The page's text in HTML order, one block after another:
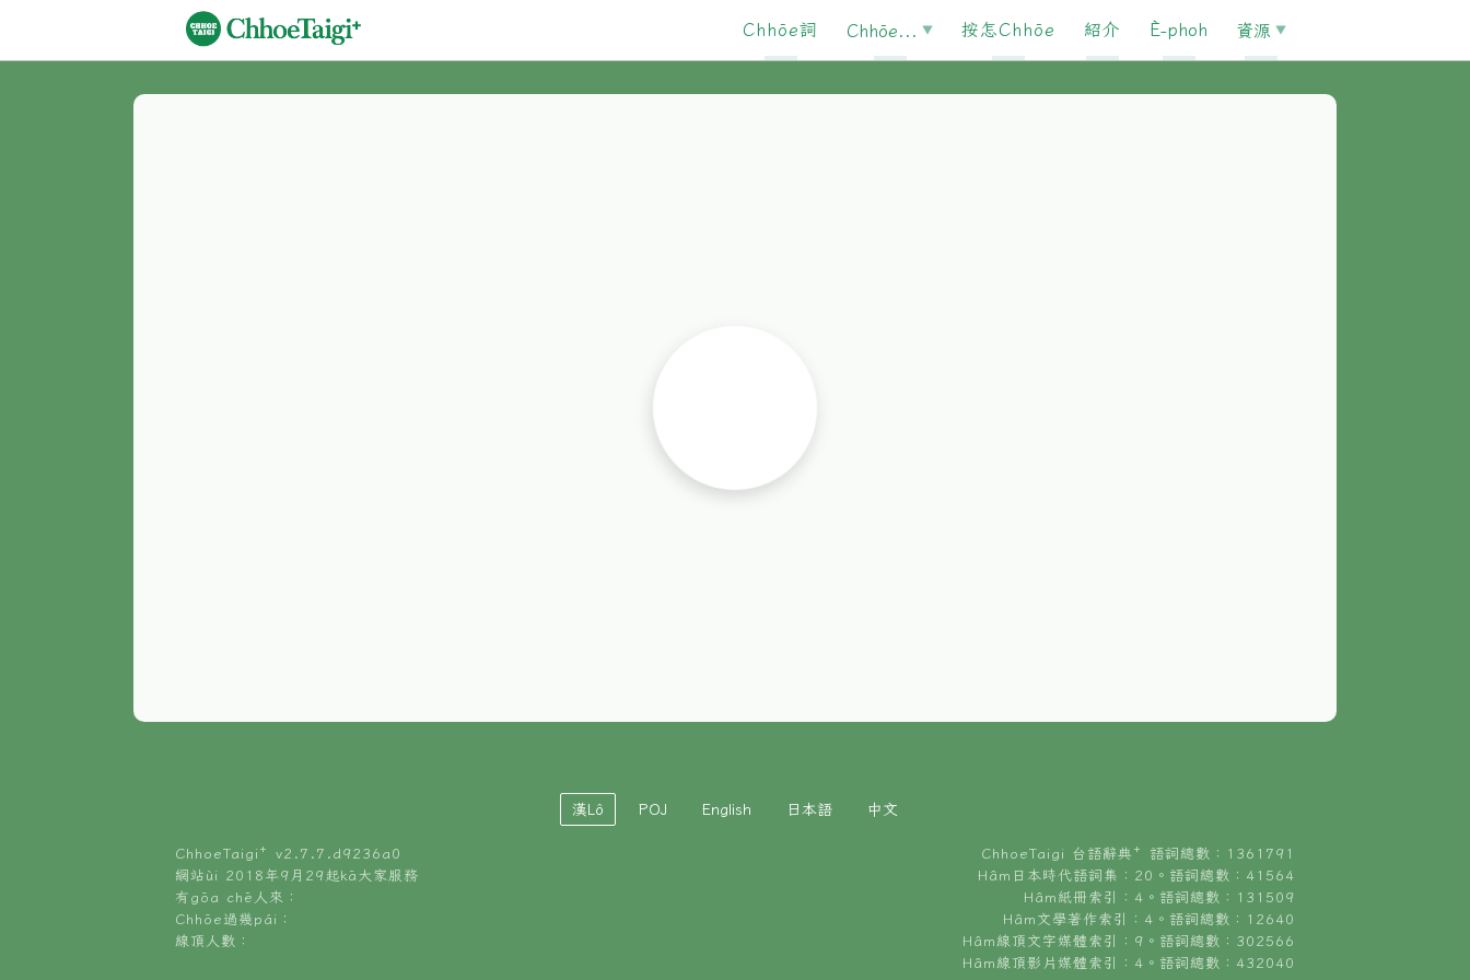
Chhōe詞 Chhōe... 按怎Chhōe 紹介 È-phoh 資源
漢Lô POJ English 日本語 中文
ChhoeTaigi⁺ v2.7.7.d9236a0
網站ùi 2018年9月29起kā大家服務
有gōa chē人來：
Chhōe過幾pái：
線頂人數：
ChhoeTaigi 台語辭典⁺ 語詞總數：1361791
Hâm日本時代語詞集：20。語詞總數：41564
Hâm紙冊索引：4。語詞總數：131509
Hâm文學著作索引：4。語詞總數：12640
Hâm線頂文字媒體索引：9。語詞總數：302566
Hâm線頂影片媒體索引：4。語詞總數：432040